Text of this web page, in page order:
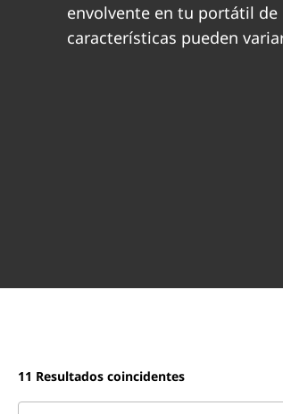
envolvente en tu portátil de
características pueden
11 Resultados coincidentes